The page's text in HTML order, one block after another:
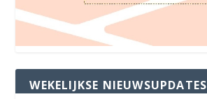
WEKELIJKSE NIEUWSUPDATES